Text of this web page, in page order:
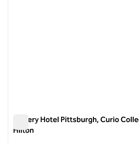
Joinery Hotel Pittsburgh, Curio
Hilton